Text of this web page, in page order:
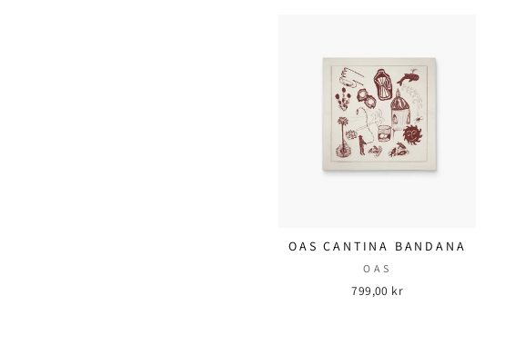
OAS CANTINA BANDANA
OAS
799,00 kr